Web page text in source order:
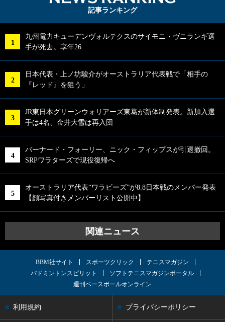
記事ランキング
九州電力キューデンヴォルテクスのサイモニ・ヴニランギ選
手が死去。享年26
日本代表・上ノ坊駿介がオーストラリア代表戦で「相手の
『レッド』を狙う」
JR東日本グリーンウォリアーズ東葛が新体制発表。新加入選
手は4名、金井大雪は再入団
バーナード・フォーリー、ニック・フィップスが引退撤回。
SRPワラターズで現役復帰へ
オーストラリア代表“ワラビーズ”が8.8日本戦のメンバー発表
【顔写真付きメンバーリスト公開中】
関連ニュース
BBM社サイト スポーツクリック
テニスマガジン
バドミントンスピリット
ソフトテニスマガジンポータル
週刊ベースボールオンライン
利用規約 プライバシーポリシー